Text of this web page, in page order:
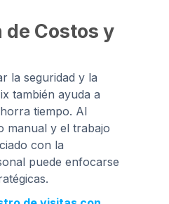
de Costos y
la seguridad y la
también ayuda a
tiempo. Al
manual y el trabajo
con la
puede enfocarse